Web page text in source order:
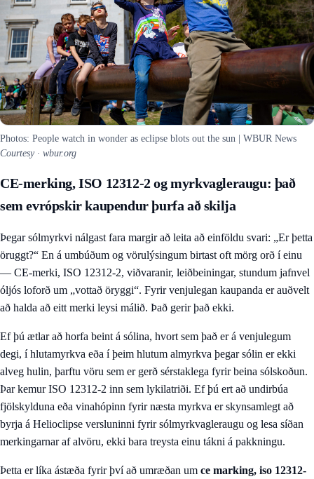
Photos: People watch in wonder as eclipse blots out the sun | WBUR News
Courtesy · wbur.org
CE-merking, ISO 12312-2 og myrkvagleraugu: það
sem evrópskir kaupendur þurfa að skilja
Þegar sólmyrkvi nálgast fara margir að leita að einföldu svari: „Er þetta
öruggt?“ En á umbúðum og vörulýsingum birtast oft mörg orð í einu
— CE-merki, ISO 12312-2, viðvaranir, leiðbeiningar, stundum jafnvel
óljós loforð um „vottað öryggi“. Fyrir venjulegan kaupanda er auðvelt
að halda að eitt merki leysi málið. Það gerir það ekki.
Ef þú ætlar að horfa beint á sólina, hvort sem það er á venjulegum
degi, í hlutamyrkva eða í þeim hlutum almyrkva þegar sólin er ekki
alveg hulin, þarftu vöru sem er gerð sérstaklega fyrir beina sólskoðun.
Þar kemur ISO 12312-2 inn sem lykilatriði. Ef þú ert að undirbúa
fjölskylduna eða vinahópinn fyrir næsta myrkva er skynsamlegt að
byrja á Helioclipse versluninni fyrir sólmyrkvagleraugu og lesa síðan
merkingarnar af alvöru, ekki bara treysta einu tákni á pakkningu.
Þetta er líka ástæða fyrir því að umræðan um ce marking, iso 12312-